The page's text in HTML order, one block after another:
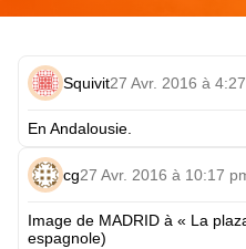
Squivit27 Avr. 2016 à
En Andalousie.
cg27 Avr. 2016 à 10:17
Image de MADRID à « La
espagnole)